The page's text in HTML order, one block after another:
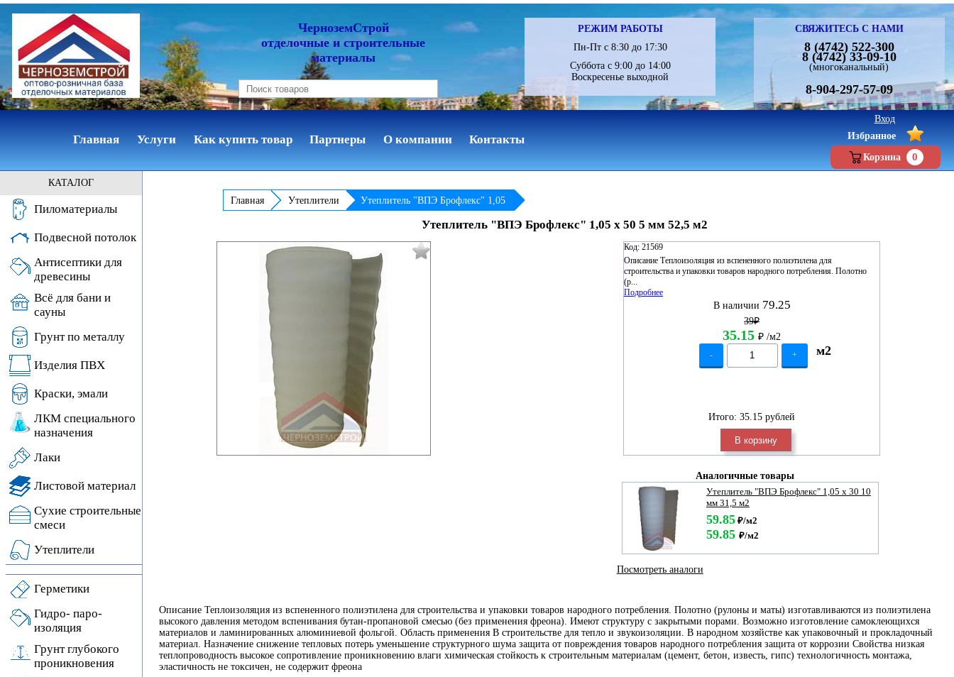
ЧерноземСтрой
отделочные и строительные
материалы
СВЯЖИТЕСЬ С НАМИ
8 (4742) 522-300
8 (4742) 33-09-10
(многоканальный)
8-904-297-57-09
РЕЖИМ РАБОТЫ
Пн-Пт с 8:30 до 17:30
Суббота с 9:00 до 14:00
Воскресенье выходной
Главная Услуги Как купить товар Партнеры О компании Контакты
Избранное
Корзина
0
Вход
КАТАЛОГ
Пиломатериалы
Подвесной потолок
Антисептики для
древесины
Всё для бани и
сауны
Грунт по металлу
Изделия ПВХ
Краски, эмали
ЛКМ специального
назначения
Лаки
Листовой материал
Сухие строительные
смеси
Утеплители
Герметики
Гидро- паро-
изоляция
Грунт глубокого
проникновения
Главная Утеплители Утеплитель "ВПЭ Брофлекс" 1,05
Утеплитель "ВПЭ Брофлекс" 1,05 х 50 5 мм 52,5 м2
Код: 21569
Описание Теплоизоляция из вспененного полиэтилена для
строительства и упаковки товаров народного потребления. Полотно
(р...
Подробнее
В наличии 79.25
39₽
35.15 ₽ /м2
- + м2
Итого: 35.15 рублей
В корзину
Аналогичные товары
Утеплитель "ВПЭ Брофлекс" 1,05 х 30 10
мм 31,5 м2
59.85₽/м2
59.85 ₽/м2
Посмотреть аналоги
Описание Теплоизоляция из вспененного полиэтилена для строительства и упаковки товаров народного потребления. Полотно (рулоны и маты) изготавливаются из полиэтилена
высокого давления методом вспенивания бутан-пропановой смесью (без применения фреона). Имеют структуру с закрытыми порами. Возможно изготовление самоклеющихся
материалов и ламинированных алюминиевой фольгой. Область применения В строительстве для тепло и звукоизоляции. В народном хозяйстве как упаковочный и прокладочный
материал. Назначение снижение тепловых потерь уменьшение структурного шума защита от повреждения товаров народного потребления защита от коррозии Свойства низкая
теплопроводность высокое сопротивление проникновению влаги химическая стойкость к строительным материалам (цемент, бетон, известь, гипс) технологичность монтажа,
эластичность не токсичен, не содержит фреона